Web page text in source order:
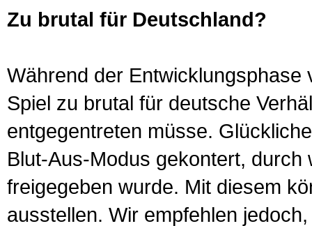
Zu brutal für Deutschland?
Während der
Spiel zu brutal für deutsche
entgegentreten müsse.
Blut-Aus-Modus gekontert,
freigegeben wurde. Mit diesem
ausstellen. Wir empfehlen